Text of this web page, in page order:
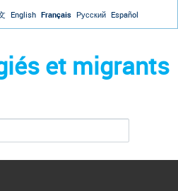
to navigation
English Français Русский Español
et migrants